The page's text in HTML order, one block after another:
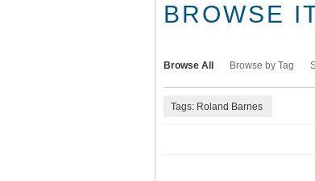
BROWSE
Browse All Browse by Tag
Tags: Roland Barnes